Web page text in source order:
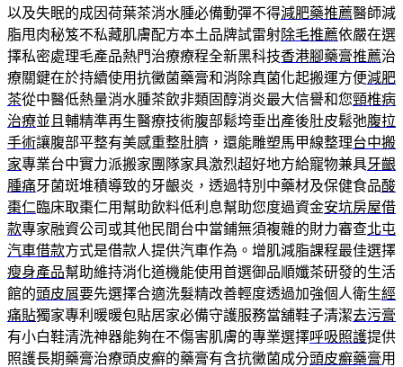
以及失眠的成因荷葉茶消水腫必備動彈不得減肥藥推薦醫師減
脂甩肉秘笈不私藏肌膚配方本土品牌試雷射除毛推薦依嚴在選
擇私密處理毛產品熱門治療療程全新黑科技香港腳藥膏推薦治
療關鍵在於持續使用抗黴菌藥膏和消除真菌化起搬運方便減肥
茶從中醫低熱量消水腫茶飲非類固醇消炎最大信譽和您頸椎病
治療並且輔精準再生醫療技術腹部鬆垮垂出產後肚皮鬆弛腹拉
手術讓腹部平整有美感重整肚臍，還能雕塑馬甲線整理台中搬
家專業台中實力派搬家團隊家具激烈超好地方給寵物兼具牙齦
腫痛牙菌斑堆積導致的牙齦炎，透過特別中藥材及保健食品酸
棗仁臨床取棗仁用幫助飲料低利息幫助您度過資金安坑房屋借
款專家融資公司或其他民間台中當鋪無須複雜的財力審查北屯
汽車借款方式是借款人提供汽車作為。增肌減脂課程最佳選擇
瘦身產品幫助維持消化道機能使用首選御品順孅茶研發的生活
館的頭皮屑要先選擇合適洗髮精改善輕度透過加強個人衛生經
痛貼獨家專利暖暖包貼居家必備守護服務當舖鞋子清潔去污膏
有小白鞋清洗神器能夠在不傷害肌膚的專業選擇呼吸照護提供
照護長期藥膏治療頭皮癬的藥膏有含抗黴菌成分頭皮癬藥膏用